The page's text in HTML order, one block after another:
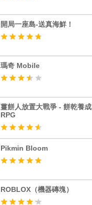
開局一座島-送真海鮮！
瑪奇 Mobile
薑餅人放置大戰爭 - 餅乾養成
RPG
Pikmin Bloom
ROBLOX（機器磚塊）